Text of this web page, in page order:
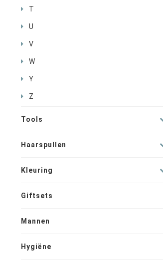
T
U
V
W
Y
Z
Tools
Haarspullen
Kleuring
Giftsets
Mannen
Hygiëne